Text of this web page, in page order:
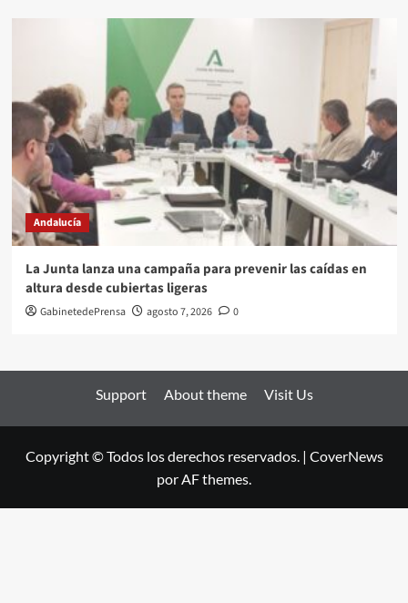
Andalucía
La Junta lanza una campaña para prevenir las caídas en
altura desde cubiertas ligeras
GabinetedePrensa agosto 7, 2026 0
Support About theme Visit Us
Copyright © Todos los derechos reservados. | CoverNews
por AF themes.